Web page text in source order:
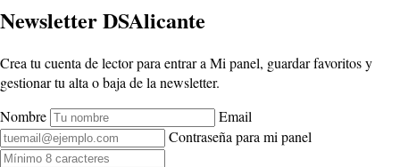
Newsletter DSAlicante
Crea tu cuenta de lector para entrar a Mi panel, guardar favoritos y
gestionar tu alta o baja de la newsletter.
Nombre
Email
Contraseña para mi panel